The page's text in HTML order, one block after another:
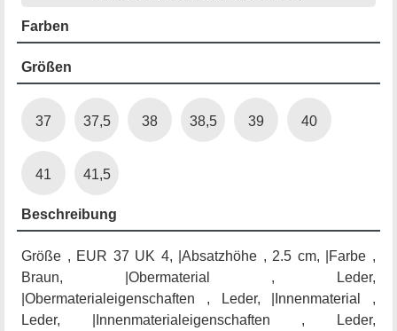
Farben
Größen
37 37,5 38 38,5 39 40
41 41,5
Beschreibung
Größe , EUR 37 UK 4, |Absatzhöhe , 2.5 cm, |Farbe ,
Braun, |Obermaterial , Leder,
|Obermaterialeigenschaften , Leder, |Innenmaterial ,
Leder, |Innenmaterialeigenschaften , Leder,